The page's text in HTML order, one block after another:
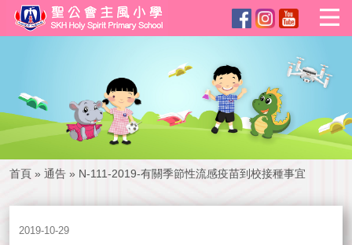
首頁 » 通告 » N-111-2019-有關季節性流感疫苗到校接種事宜
2019-10-29